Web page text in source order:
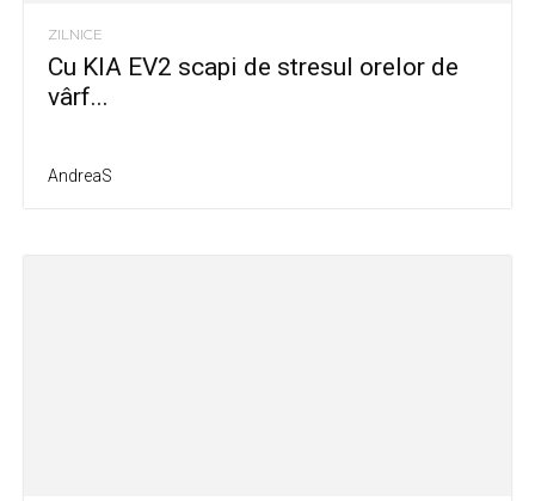
ZILNICE
Cu KIA EV2 scapi de stresul orelor de
vârf...
AndreaS